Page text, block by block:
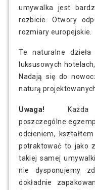
umywalka jest
rozbicie. Otwory
rozmiary europejskie.
Te naturalne
luksusowych
Nadają się do
naturą
Uwaga!
Każda
poszczególne
odcieniem,
potraktować to jako
takiej samej
nie dysponujemy
dokładnie